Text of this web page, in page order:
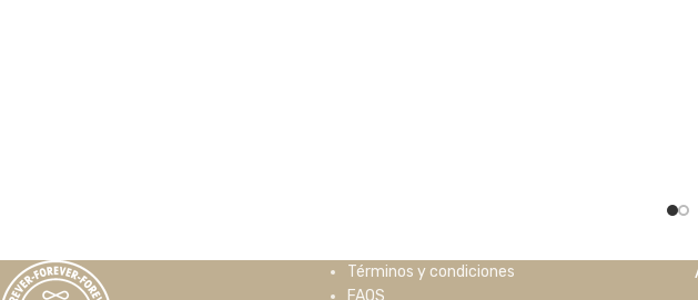
Términos y condiciones
FAQS